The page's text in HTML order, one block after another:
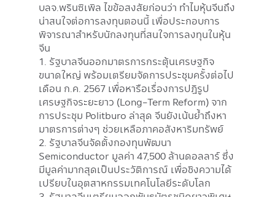
บลจ.พรินซิเพิล ไขข้อสงสัยก่อนว่า ทำไมหุ้นจีนถึง
น่าสนใจต่อการลงทุนตอนนี้ เพื่อประกอบการ
พิจารณาสำหรับนักลงทุนที่สนใจการลงทุนในหุ้น
จีน
1. รัฐบาลจีนออกมาตรการกระตุ้นเศรษฐกิจ
ขนาดใหญ่ พร้อมเตรียมจัดการประชุมครั้งต่อไป
เดือน ก.ค. 2567 เพื่อหารือเรื่องการปฏิรูป
เศรษฐกิจระยะยาว (Long-Term Reform) จาก
การประชุม Politburo ล่าสุด จีนยังเน้นย้ำถึงหา
มาตรการต่างๆ ช่วยเหลือภาคอสังหาริมทรัพย์
2. รัฐบาลจีนจัดตั้งกองทุนพัฒนา
Semiconductor มูลค่า 47,500 ล้านดอลลาร์ ซึ่ง
มีมูลค่ามากสุดเป็นประวัติการณ์ เพื่อชิงความได้
เปรียบในอุตสาหกรรมเทคโนโลยีระดับโลก